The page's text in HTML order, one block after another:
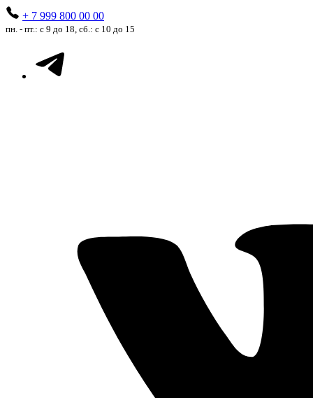
+ 7 999 800 00 00
пн. - пт.: с 9 до 18, сб.: с 10 до 15